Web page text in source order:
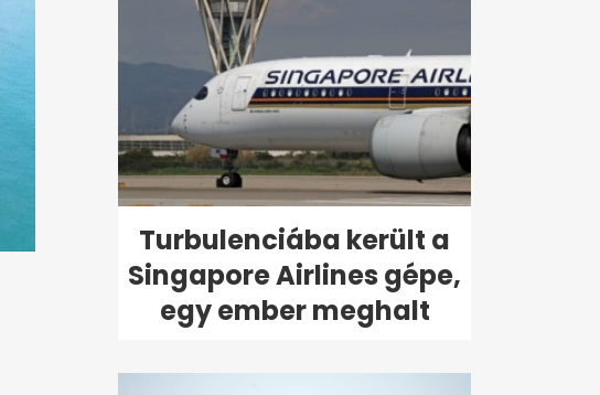
Turbulenciába került a
Singapore Airlines gépe,
egy ember meghalt